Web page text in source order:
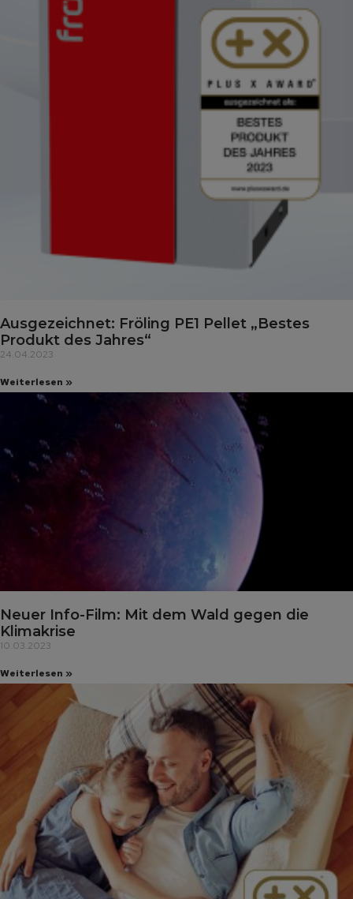
Ausgezeichnet: Fröling PE1 Pellet „Bestes
Produkt des Jahres“
24.04.2023
Weiterlesen »
Neuer Info-Film: Mit dem Wald gegen die
Klimakrise
10.03.2023
Weiterlesen »